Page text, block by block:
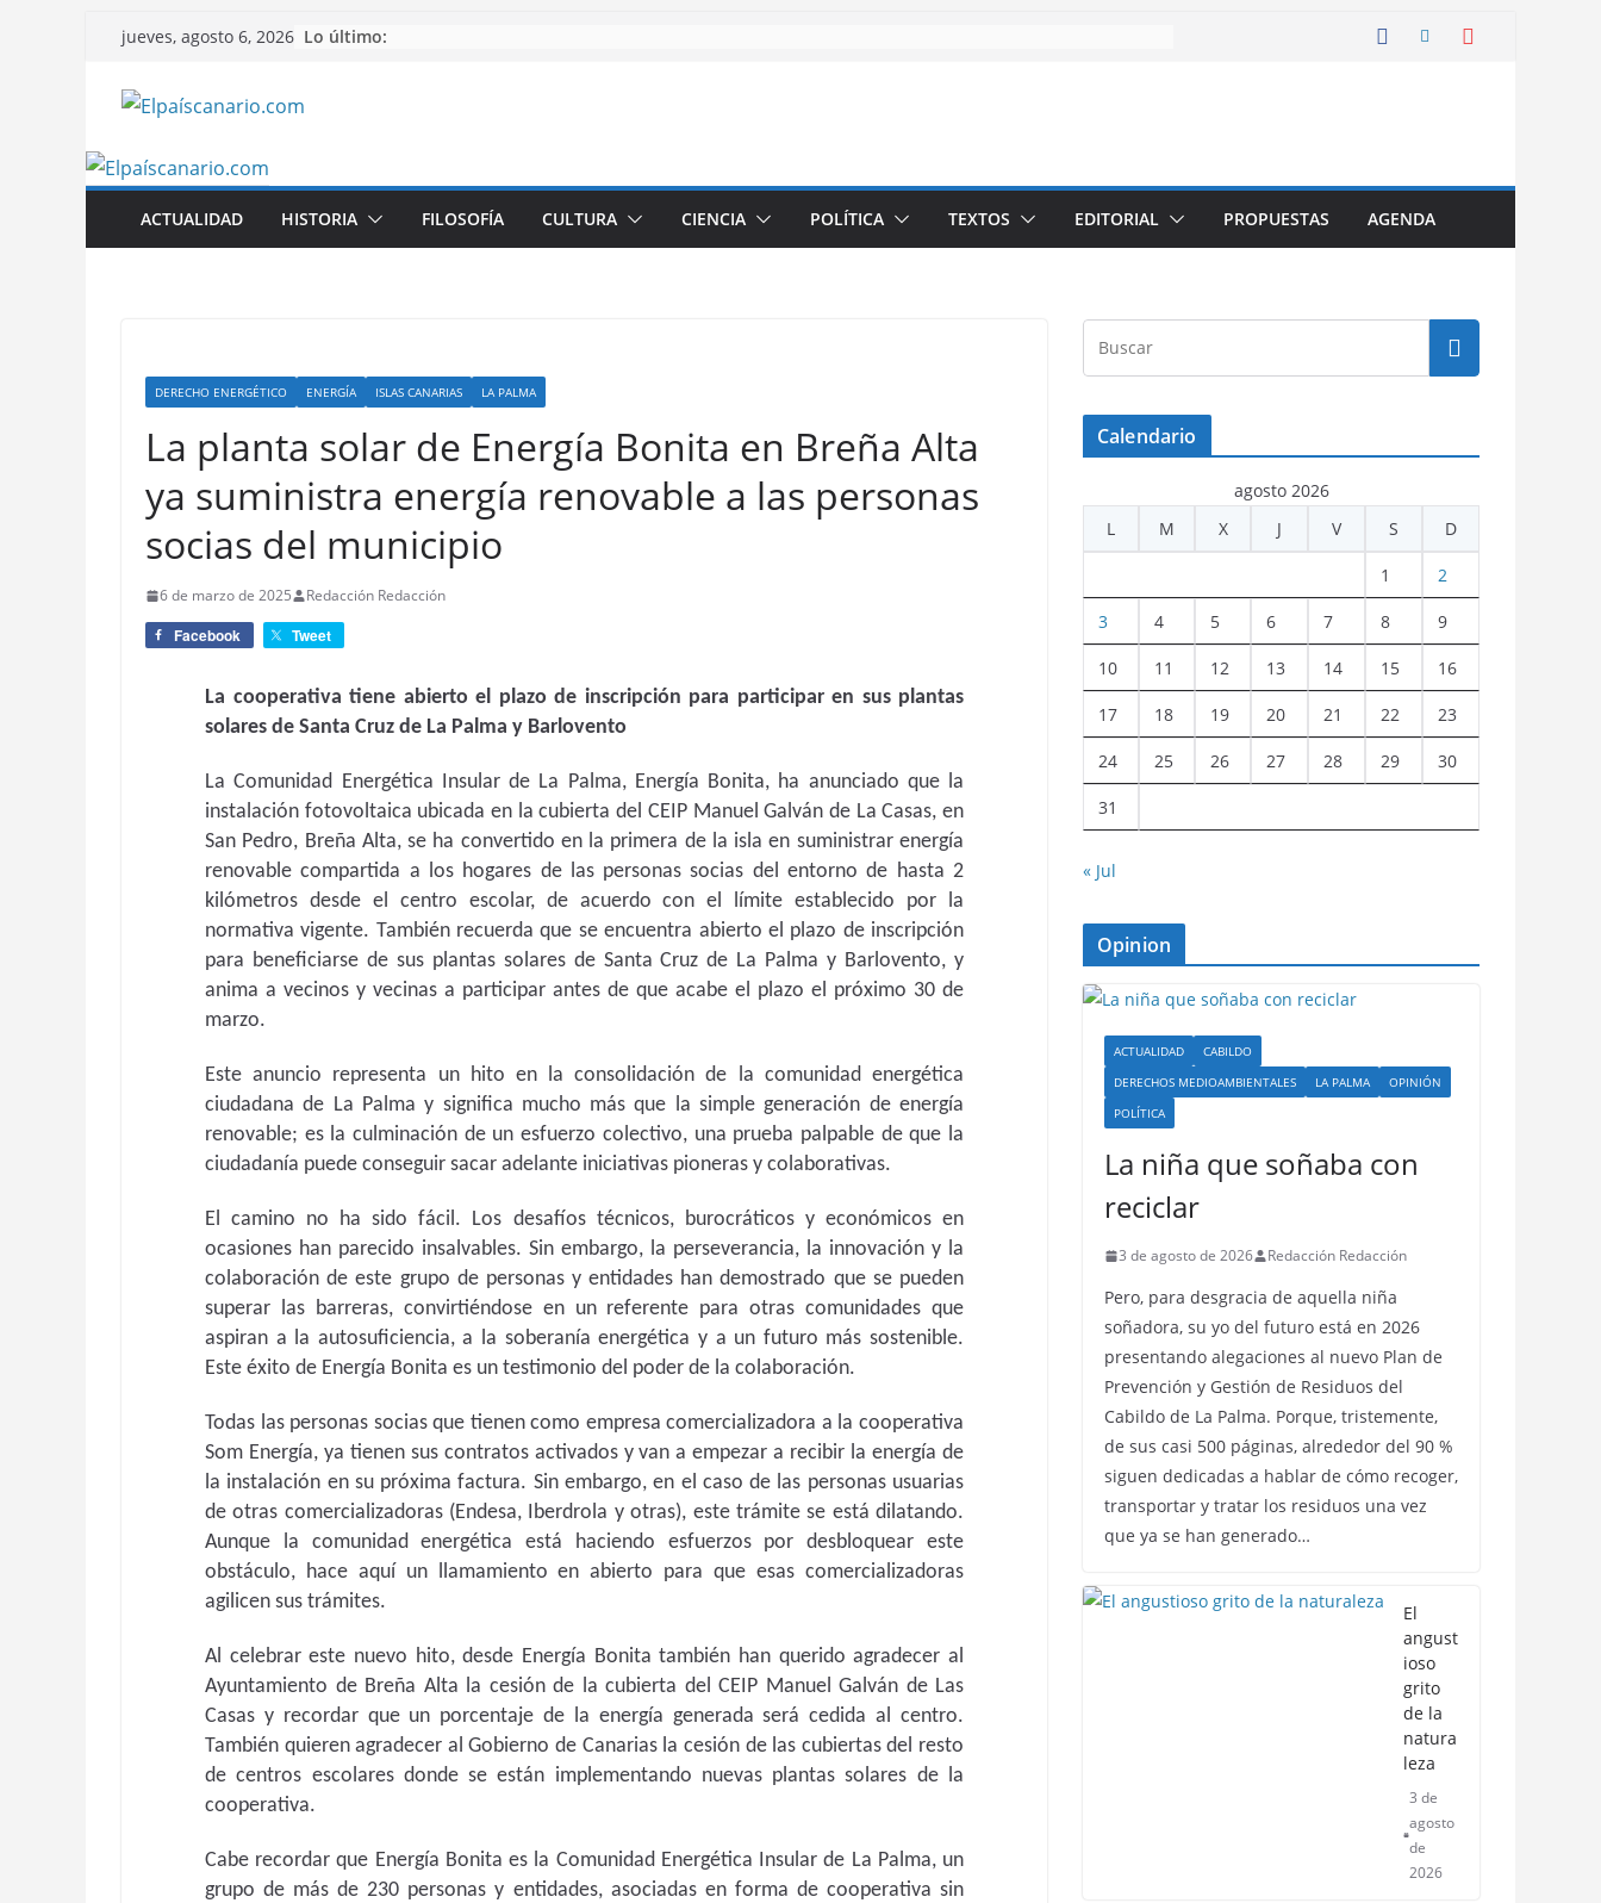
Saltar
contenido
jueves, agosto 6, 2026 Lo último:
ACTUALIDAD HISTORIA FILOSOFÍA CULTURA CIENCIA POLÍTICA TEXTOS EDITORIAL PROPUESTAS AGENDA
DERECHO ENERGÉTICO ENERGÍA ISLAS CANARIAS LA PALMA
La planta solar de Energía Bonita en Breña Alta
ya suministra energía renovable a las personas
socias del municipio
6 de marzo de 2025 Redacción Redacción
Facebook Tweet
La cooperativa tiene abierto el plazo de inscripción para participar en sus plantas
solares de Santa Cruz de La Palma y Barlovento
La Comunidad Energética Insular de La Palma, Energía Bonita, ha anunciado que la
instalación fotovoltaica ubicada en la cubierta del CEIP Manuel Galván de La Casas, en
San Pedro, Breña Alta, se ha convertido en la primera de la isla en suministrar energía
renovable compartida a los hogares de las personas socias del entorno de hasta 2
kilómetros desde el centro escolar, de acuerdo con el límite establecido por la
normativa vigente. También recuerda que se encuentra abierto el plazo de inscripción
para beneficiarse de sus plantas solares de Santa Cruz de La Palma y Barlovento, y
anima a vecinos y vecinas a participar antes de que acabe el plazo el próximo 30 de
marzo.
Este anuncio representa un hito en la consolidación de la comunidad energética
ciudadana de La Palma y significa mucho más que la simple generación de energía
renovable; es la culminación de un esfuerzo colectivo, una prueba palpable de que la
ciudadanía puede conseguir sacar adelante iniciativas pioneras y colaborativas.
El camino no ha sido fácil. Los desafíos técnicos, burocráticos y económicos en
ocasiones han parecido insalvables. Sin embargo, la perseverancia, la innovación y la
colaboración de este grupo de personas y entidades han demostrado que se pueden
superar las barreras, convirtiéndose en un referente para otras comunidades que
aspiran a la autosuficiencia, a la soberanía energética y a un futuro más sostenible.
Este éxito de Energía Bonita es un testimonio del poder de la colaboración.
Todas las personas socias que tienen como empresa comercializadora a la cooperativa
Som Energía, ya tienen sus contratos activados y van a empezar a recibir la energía de
la instalación en su próxima factura. Sin embargo, en el caso de las personas usuarias
de otras comercializadoras (Endesa, Iberdrola y otras), este trámite se está dilatando.
Aunque la comunidad energética está haciendo esfuerzos por desbloquear este
obstáculo, hace aquí un llamamiento en abierto para que esas comercializadoras
agilicen sus trámites.
Al celebrar este nuevo hito, desde Energía Bonita también han querido agradecer al
Ayuntamiento de Breña Alta la cesión de la cubierta del CEIP Manuel Galván de Las
Casas y recordar que un porcentaje de la energía generada será cedida al centro.
También quieren agradecer al Gobierno de Canarias la cesión de las cubiertas del resto
de centros escolares donde se están implementando nuevas plantas solares de la
cooperativa.
Cabe recordar que Energía Bonita es la Comunidad Energética Insular de La Palma, un
grupo de más de 230 personas y entidades, asociadas en forma de cooperativa sin
Calendario
agosto 2026
L
M X J V S D
1 2
3 4 5 6 7 8 9
10 11 12 13 14 15 16
17 18 19 20 21 22 23
24 25 26 27 28 29 30
31
« Jul
Opinion
ACTUALIDAD
CABILDO
DERECHOS MEDIOAMBIENTALES
LA PALMA
OPINIÓN
POLÍTICA
La niña que soñaba con
reciclar
3 de agosto de 2026 Redacción Redacción
Pero, para desgracia de aquella niña
soñadora, su yo del futuro está en 2026
presentando alegaciones al nuevo Plan de
Prevención y Gestión de Residuos del
Cabildo de La Palma. Porque, tristemente,
de sus casi 500 páginas, alrededor del 90 %
siguen dedicadas a hablar de cómo recoger,
transportar y tratar los residuos una vez
que ya se han generado…
El
angust
ioso
grito
de la
natura
leza
3 de
agosto
de
2026